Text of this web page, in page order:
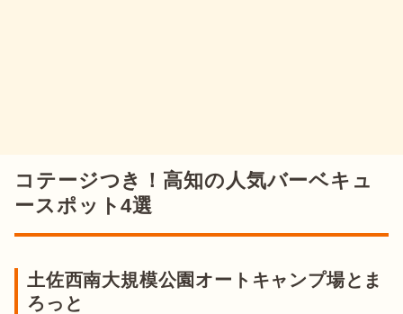
コテージつき！高知の人気バーベキュ
ースポット4選
土佐西南大規模公園オートキャンプ場とま
ろっと